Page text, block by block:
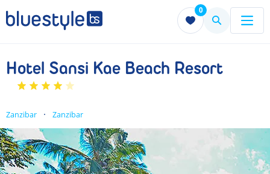
0
Menu Menu
Hotel Sansi Kae Beach Resort
Zanzibar Zanzibar